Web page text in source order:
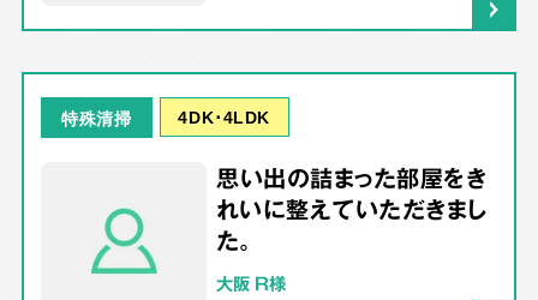
特殊清掃 4DK･4LDK
思い出の詰まった部屋をき
れいに整えていただきまし
た。
大阪 R様